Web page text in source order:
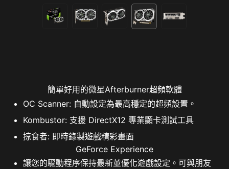
簡單好用的微星Afterburner超頻軟體
OC Scanner: 自動設定為最高穩定的超頻設置。
Kombustor: 支援 DirectX12 專業顯卡測試工具
掠食者: 即時錄製遊戲精彩畫面
GeForce Experience
讓您的驅動程序保持最新並優化遊戲設定。可與朋友